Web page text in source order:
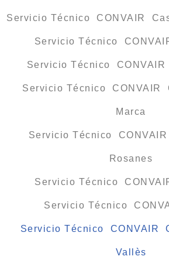
Servicio Técnico CONVAIR
Servicio Técnico
Servicio Técnico CONVAIR
Servicio Técnico CONVAIR
Marca
Servicio Técnico
Rosanes
Servicio Técnico
Servicio Técnico
Servicio Técnico CONVAIR
Vallès